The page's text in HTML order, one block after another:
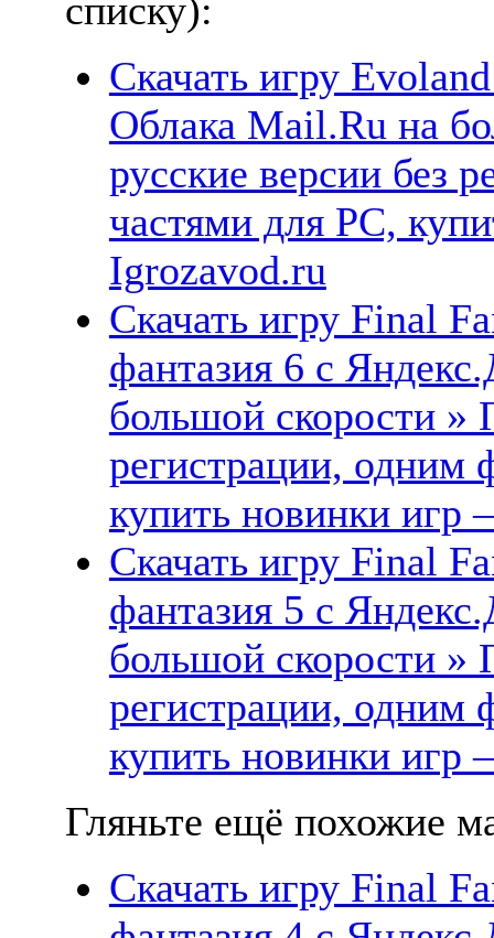
списку):
Скачать игру
Облака Mail.Ru на
русские версии без
частями для PC,
Igrozavod.ru
Скачать игру Final
фантазия 6 с
большой скорости »
регистрации, одним
купить новинки
Скачать игру Final
фантазия 5 с
большой скорости »
регистрации, одним
купить новинки
Гляньте ещё похожие
Скачать игру Final